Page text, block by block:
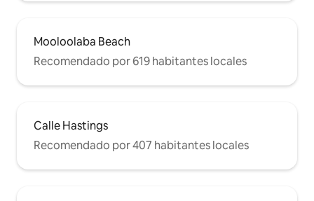
Mooloolaba Beach
Recomendado por 619 habitantes locales
Calle Hastings
Recomendado por 407 habitantes locales